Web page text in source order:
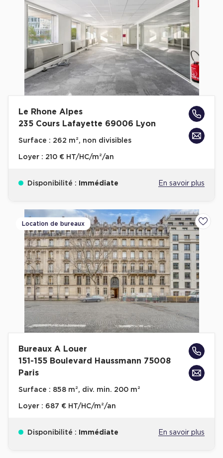
Bureaux privés à Lille
Plateaux opérés
Plateaux opérés à Paris
Plateaux opérés à Lyon
Plateaux opérés à Neuilly-sur-Seine
Plateaux opérés à Saint-Ouen
Plateaux opérés à Boulogne-Billancourt
Bureaux privés avec terrasse
Guide & Conseils
Livrets blancs & Études
Cas Clients
Le Rhone Alpes
235 Cours Lafayette 69006 Lyon
Surface : 262 m², non divisibles
Loyer : 210 € HT/HC/m²/an
Disponibilité : Immédiate En savoir plus
Location de bureaux
Bureaux A Louer
151-155 Boulevard Haussmann 75008
Paris
Surface : 858 m², div. min. 200 m²
Loyer : 687 € HT/HC/m²/an
Disponibilité : Immédiate En savoir plus